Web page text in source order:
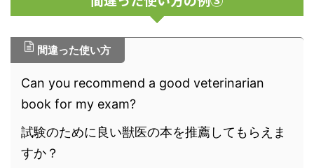
間違った使い方
Can you recommend a good veterinarian
book for my exam?
試験のために良い獣医の本を推薦してもらえま
すか？